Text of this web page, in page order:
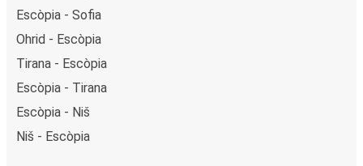
Escòpia - Sofia
Ohrid - Escòpia
Tirana - Escòpia
Escòpia - Tirana
Escòpia - Niš
Niš - Escòpia